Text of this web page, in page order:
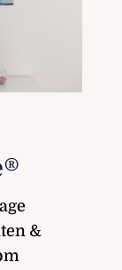
&